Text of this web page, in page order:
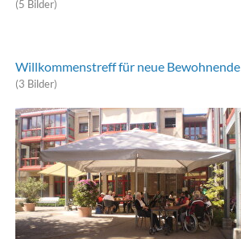
(5 Bilder)
Willkommenstreff für neue Bewohnende
(3 Bilder)